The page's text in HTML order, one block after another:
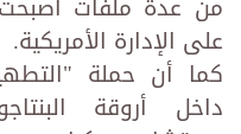
على الإدارة الأمريكية.
كما أن حملة
داخل أروقة